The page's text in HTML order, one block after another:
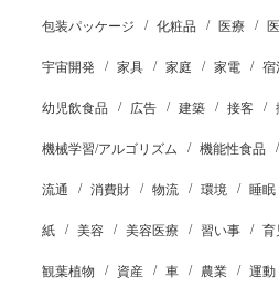
包装パッケージ 化粧品 医療
宇宙開発 家具 家庭 家電 宿
幼児飲食品 広告 建築 接客
機械学習/アルゴリズム 機能性食品
流通 消費財 物流 環境 睡眠
紙 美容 美容医療 習い事 育
観葉植物 資産 車 農業 運動